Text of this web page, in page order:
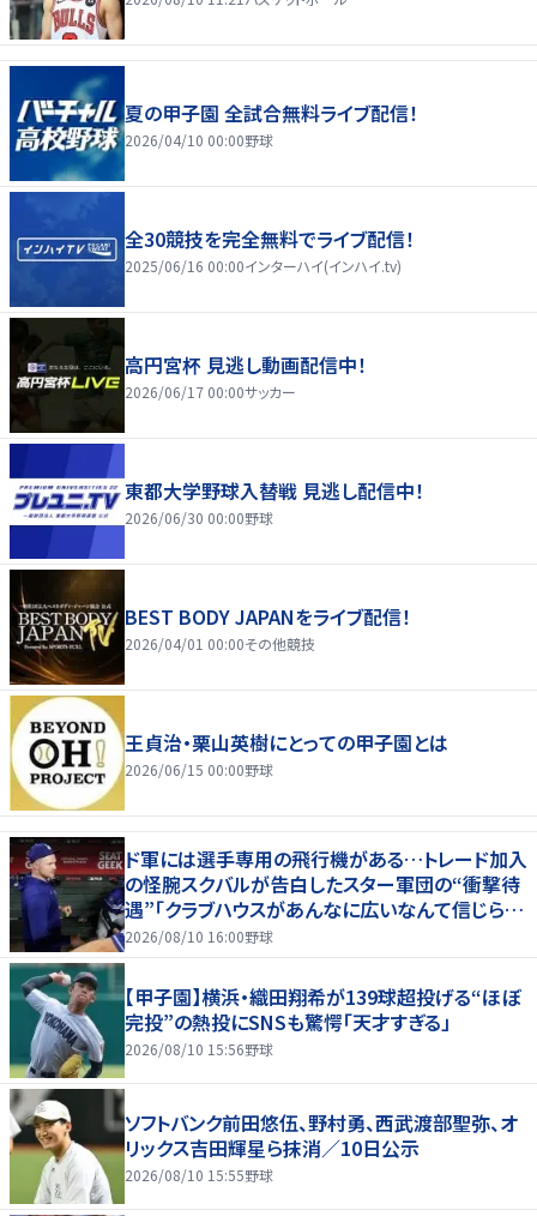
夏の甲子園 全試合無料ライブ配信！
2026/04/10 00:00野球
全30競技を完全無料でライブ配信！
2025/06/16 00:00インターハイ(インハイ.tv)
高円宮杯 見逃し動画配信中！
2026/06/17 00:00サッカー
東都大学野球入替戦 見逃し配信中！
2026/06/30 00:00野球
BEST BODY JAPANをライブ配信！
2026/04/01 00:00その他競技
王貞治・栗山英樹にとっての甲子園とは
2026/06/15 00:00野球
ド軍には選手専用の飛行機がある…トレード加入
の怪腕スクバルが告白したスター軍団の“衝撃待
遇”「クラブハウスがあんなに広いなんて信じられ
ない」
2026/08/10 16:00野球
【甲子園】横浜・織田翔希が139球超投げる“ほぼ
完投”の熱投にSNSも驚愕「天才すぎる」
2026/08/10 15:56野球
ソフトバンク前田悠伍、野村勇、西武渡部聖弥、オ
リックス吉田輝星ら抹消／10日公示
2026/08/10 15:55野球